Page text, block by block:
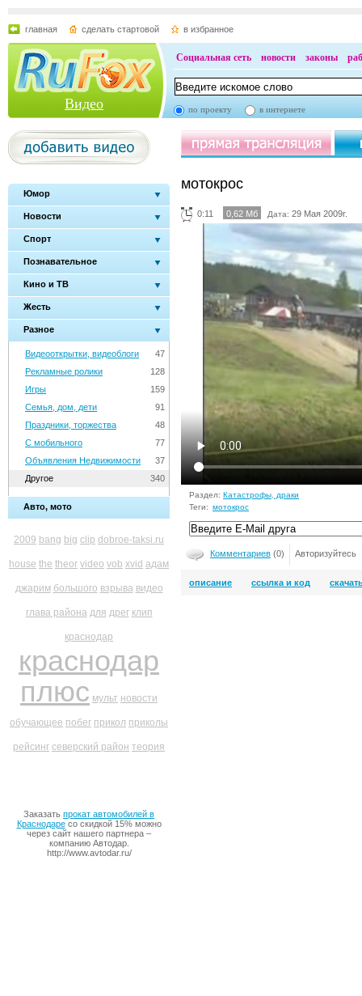
главная сделать стартовой в избранное
Видео
Социальная сеть новости законы
по проекту в интернете
Юмор
Новости
Спорт
Познавательное
Кино и ТВ
Жесть
Разное
47
Видеооткрытки, видеоблоги
128
Рекламные ролики
159
Игры
91
Семья, дом, дети
48
Праздники, торжества
77
С мобильного
37
Объявления Недвижимости
340
Другое
Авто, мото
2009 bang big clip dobroe-taksi.ru
house the theor video vob xvid адам
джарим большого взрыва видео
глава района для дрег клип
краснодар
краснодар
плюс мульт новости
обучающее побег прикол приколы
рейсинг северский район теория
Заказать прокат автомобилей в
Краснодаресо скидкой 15% можно
через сайт нашего партнера –
компанию Автодар.
http://www.avtodar.ru/
мотокрос
0:11 0,62 Мб Дата: 29 Мая 2009г.
Раздел: Катастрофы, драки
Теги: мотокрос
Комментариев (0) Авторизуйтесь
описание ссылка и код